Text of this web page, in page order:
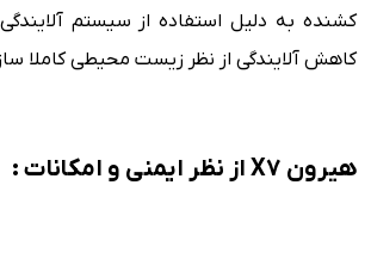
کاهش آلایندگی از نظر زیست محیطی کاملا
هیرون X7 از نظر ایمنی و امکانات :